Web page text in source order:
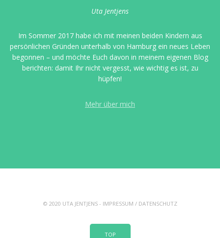
Uta Jentjens
Im Sommer 2017 habe ich mit meinen beiden Kindern aus
persönlichen Gründen unterhalb von Hamburg ein neues Leben
begonnen – und möchte Euch davon in meinem eigenen Blog
berichten: damit Ihr nicht vergesst, wie wichtig es ist, zu
hüpfen!
Mehr über mich
© 2020 UTA JENTJENS - IMPRESSUM / DATENSCHUTZ
TOP